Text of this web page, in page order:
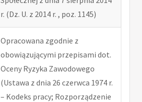
r. (Dz. U. z 2014 r. , poz. 1145)
Opracowana zgodnie z
obowiązującymi przepisami dot.
Oceny Ryzyka Zawodowego
(Ustawa z dnia 26 czerwca 1974 r.
– Kodeks pracy; Rozporządzenie